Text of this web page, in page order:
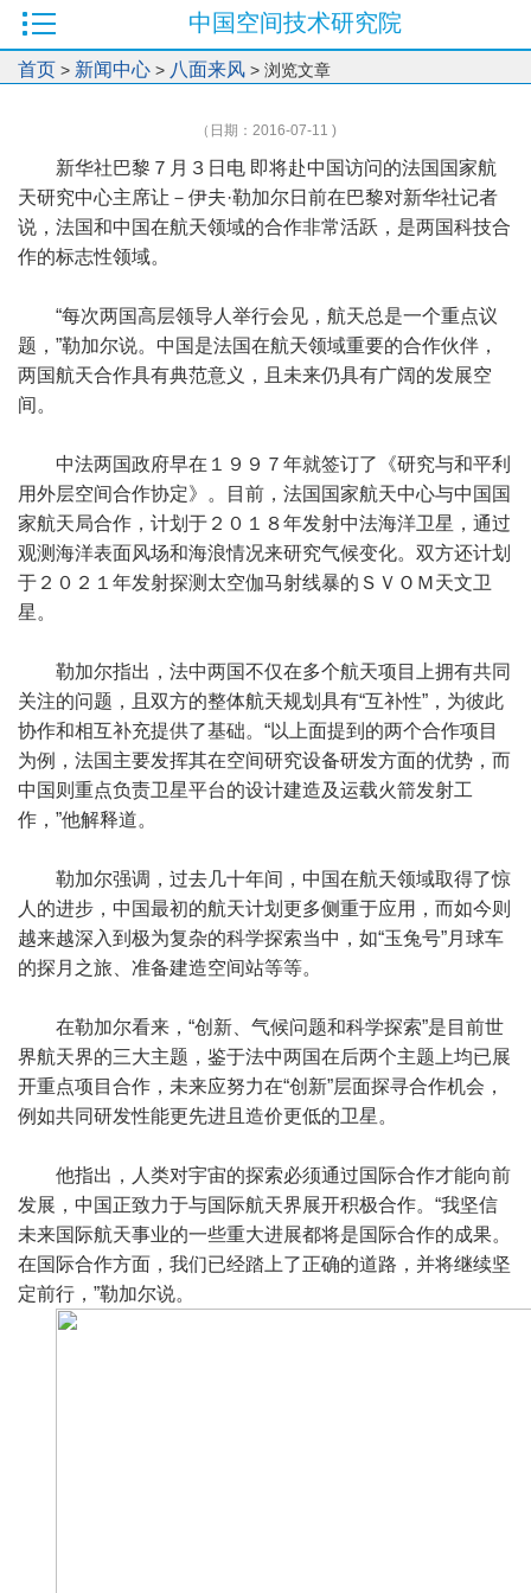
中国空间技术研究院
首页 > 新闻中心 > 八面来风 > 浏览文章
（日期：2016-07-11 )
新华社巴黎７月３日电 即将赴中国访问的法国国家航
天研究中心主席让－伊夫·勒加尔日前在巴黎对新华社记者
说，法国和中国在航天领域的合作非常活跃，是两国科技合
作的标志性领域。
“每次两国高层领导人举行会见，航天总是一个重点议
题，”勒加尔说。中国是法国在航天领域重要的合作伙伴，
两国航天合作具有典范意义，且未来仍具有广阔的发展空
间。
中法两国政府早在１９９７年就签订了《研究与和平利
用外层空间合作协定》。目前，法国国家航天中心与中国国
家航天局合作，计划于２０１８年发射中法海洋卫星，通过
观测海洋表面风场和海浪情况来研究气候变化。双方还计划
于２０２１年发射探测太空伽马射线暴的ＳＶＯＭ天文卫
星。
勒加尔指出，法中两国不仅在多个航天项目上拥有共同
关注的问题，且双方的整体航天规划具有“互补性”，为彼此
协作和相互补充提供了基础。“以上面提到的两个合作项目
为例，法国主要发挥其在空间研究设备研发方面的优势，而
中国则重点负责卫星平台的设计建造及运载火箭发射工
作，”他解释道。
勒加尔强调，过去几十年间，中国在航天领域取得了惊
人的进步，中国最初的航天计划更多侧重于应用，而如今则
越来越深入到极为复杂的科学探索当中，如“玉兔号”月球车
的探月之旅、准备建造空间站等等。
在勒加尔看来，“创新、气候问题和科学探索”是目前世
界航天界的三大主题，鉴于法中两国在后两个主题上均已展
开重点项目合作，未来应努力在“创新”层面探寻合作机会，
例如共同研发性能更先进且造价更低的卫星。
他指出，人类对宇宙的探索必须通过国际合作才能向前
发展，中国正致力于与国际航天界展开积极合作。“我坚信
未来国际航天事业的一些重大进展都将是国际合作的成果。
在国际合作方面，我们已经踏上了正确的道路，并将继续坚
定前行，”勒加尔说。